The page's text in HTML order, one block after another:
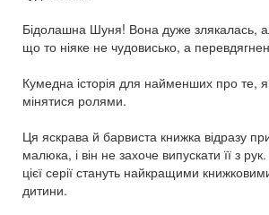
Бідолашна Шуня! Вона дуже злякалась,
що то ніяке не чудовисько, а
Кумедна історія для найменших про те,
мінятися ролями.
Ця яскрава й барвиста книжка відразу
малюка, і він не захоче випускати її з
цієї серії стануть найкращими
дитини.